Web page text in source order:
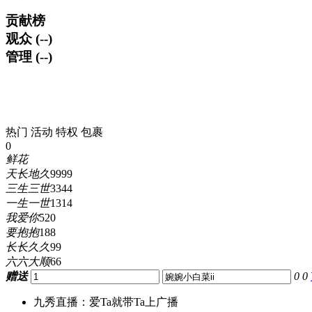
贡献榜
观众 (--)
管理 (--)
热门 活动 特权 包裹
0
鲜花
天长地久9999
三生三世3344
一生一世1314
我爱你520
要抱抱188
长长久久99
六六大顺66
赠送
0 0
九秀直播：爱Ta就带Ta上广播